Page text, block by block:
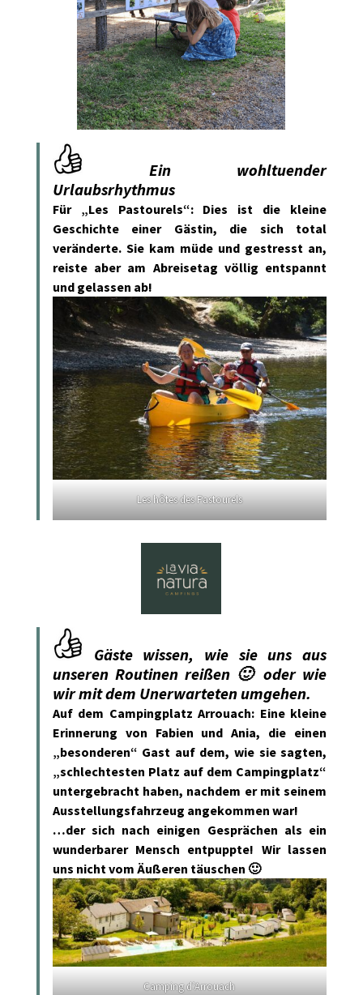
Ein wohltuender
Urlaubsrhythmus
Für „Les Pastourels“: Dies ist die kleine
Geschichte einer Gästin, die sich total
veränderte. Sie kam müde und gestresst an,
reiste aber am Abreisetag völlig entspannt
und gelassen ab!
Les hôtes des Pastourels
Gäste wissen, wie sie uns aus
unseren Routinen reißen 🙂 oder wie
wir mit dem Unerwarteten umgehen.
Auf dem Campingplatz Arrouach: Eine kleine
Erinnerung von Fabien und Ania, die einen
„besonderen“ Gast auf dem, wie sie sagten,
„schlechtesten Platz auf dem Campingplatz“
untergebracht haben, nachdem er mit seinem
Ausstellungsfahrzeug angekommen war!
…der sich nach einigen Gesprächen als ein
wunderbarer Mensch entpuppte! Wir lassen
uns nicht vom Äußeren täuschen 🙂
Camping d’Arrouach